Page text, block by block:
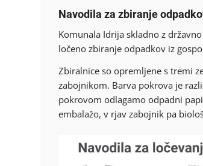
Navodila za zbiranje
Komunala Idrija skladno z
ločeno zbiranje odpadkov iz
Zbiralnice so opremljene s tremi
zabojnikom. Barva pokrova je
pokrovom odlagamo odpadni
embalažo, v rjav zabojnik pa